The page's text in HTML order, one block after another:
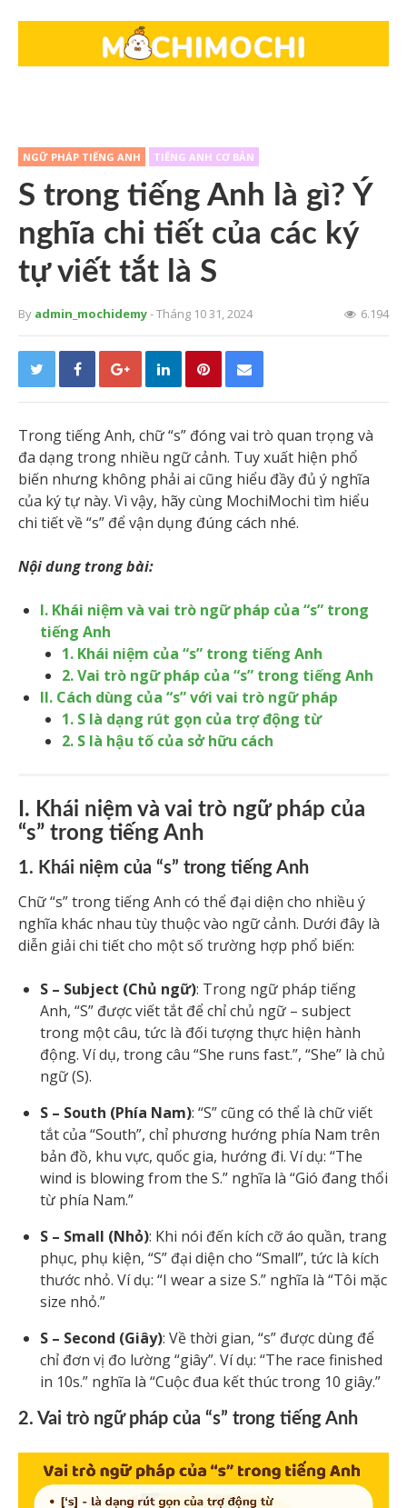
NGỮ PHÁP TIẾNG ANH TIẾNG ANH CƠ BẢN
S trong tiếng Anh là gì? Ý
nghĩa chi tiết của các ký
tự viết tắt là S
By admin_mochidemy- Tháng 10 31, 2024 6.194
Trong tiếng Anh, chữ “s” đóng vai trò quan trọng và
đa dạng trong nhiều ngữ cảnh. Tuy xuất hiện phổ
biến nhưng không phải ai cũng hiểu đầy đủ ý nghĩa
của ký tự này. Vì vậy, hãy cùng MochiMochi tìm hiểu
chi tiết về “s” để vận dụng đúng cách nhé.
Nội dung trong bài:
I. Khái niệm và vai trò ngữ pháp của “s” trong
tiếng Anh
1. Khái niệm của “s” trong tiếng Anh
2. Vai trò ngữ pháp của “s” trong tiếng Anh
II. Cách dùng của “s” với vai trò ngữ pháp
1. S là dạng rút gọn của trợ động từ
2. S là hậu tố của sở hữu cách
I. Khái niệm và vai trò ngữ pháp của
“s” trong tiếng Anh
1. Khái niệm của “s” trong tiếng Anh
Chữ “s” trong tiếng Anh có thể đại diện cho nhiều ý
nghĩa khác nhau tùy thuộc vào ngữ cảnh. Dưới đây là
diễn giải chi tiết cho một số trường hợp phổ biến:
S – Subject (Chủ ngữ): Trong ngữ pháp tiếng
Anh, “S” được viết tắt để chỉ chủ ngữ – subject
trong một câu, tức là đối tượng thực hiện hành
động. Ví dụ, trong câu “She runs fast.”, “She” là chủ
ngữ (S).
S – South (Phía Nam): “S” cũng có thể là chữ viết
tắt của “South”, chỉ phương hướng phía Nam trên
bản đồ, khu vực, quốc gia, hướng đi. Ví dụ: “The
wind is blowing from the S.” nghĩa là “Gió đang thổi
từ phía Nam.”
S – Small (Nhỏ): Khi nói đến kích cỡ áo quần, trang
phục, phụ kiện, “S” đại diện cho “Small”, tức là kích
thước nhỏ. Ví dụ: “I wear a size S.” nghĩa là “Tôi mặc
size nhỏ.”
S – Second (Giây): Về thời gian, “s” được dùng để
chỉ đơn vị đo lường “giây”. Ví dụ: “The race finished
in 10s.” nghĩa là “Cuộc đua kết thúc trong 10 giây.”
2. Vai trò ngữ pháp của “s” trong tiếng Anh